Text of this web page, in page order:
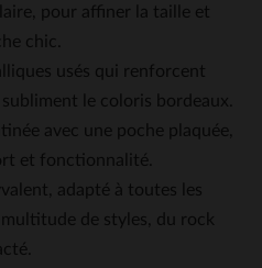
pour affiner la taille et
chic.
usés qui renforcent
subliment le coloris bordeaux.
avec une poche plaquée,
et fonctionnalité.
adapté à toutes les
de styles, du rock